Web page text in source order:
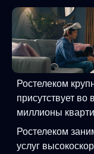
Ростелеком
присутствует во
миллионы
Ростелеком
услуг